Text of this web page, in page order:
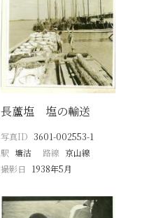
長蘆塩 塩の輸送
写真ID 3601-002553-1
駅 塘沽 路線 京山線
撮影日
1938年5月